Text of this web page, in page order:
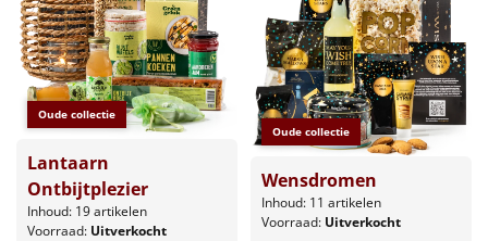
Warmtekussen
NIEUW
Slowcooker POPULAIR
Noodradio
Deken (fleece plaid)
Oude collectie
Lantaarn
Ontbijtplezier
Inhoud: 19 artikelen
Voorraad: Uitverkocht
Oude collectie
Wensdromen
Inhoud: 11 artikelen
Voorraad: Uitverkocht